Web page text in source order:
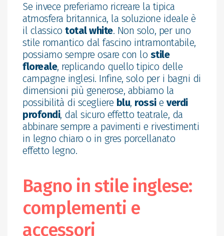
Se invece preferiamo ricreare la tipica
atmosfera britannica, la soluzione ideale è
il classico total white. Non solo, per uno
stile romantico dal fascino intramontabile,
possiamo sempre osare con lo stile
floreale, replicando quello tipico delle
campagne inglesi. Infine, solo per i bagni di
dimensioni più generose, abbiamo la
possibilità di scegliere blu, rossie verdi
profondi, dal sicuro effetto teatrale, da
abbinare sempre a pavimenti e rivestimenti
in legno chiaro o in gres porcellanato
effetto legno.
Bagno in stile inglese:
complementi e
accessori